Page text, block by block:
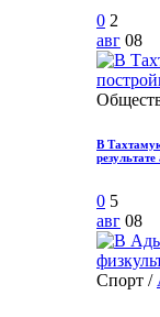
0 2
авг 08
В
0 5
авг 08
Спорт /